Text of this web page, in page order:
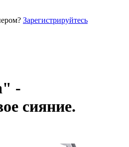
Зарегистрируйтесь
-
сияние.